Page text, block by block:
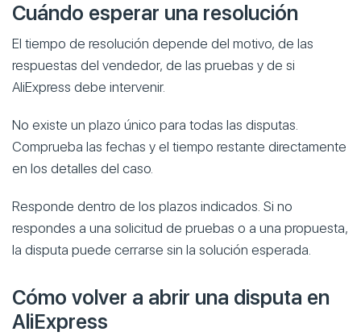
Cuándo esperar una resolución
El tiempo de resolución depende del motivo, de las
respuestas del vendedor, de las pruebas y de si
AliExpress debe intervenir.
No existe un plazo único para todas las disputas.
Comprueba las fechas y el tiempo restante directamente
en los detalles del caso.
Responde dentro de los plazos indicados. Si no
respondes a una solicitud de pruebas o a una propuesta,
la disputa puede cerrarse sin la solución esperada.
Cómo volver a abrir una disputa en
AliExpress